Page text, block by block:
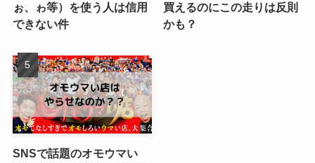
ぉ、ゎ等）を使う人は信用
できない件
買えるのにこの走りは反則
かも？
SNSで話題のオモウマい